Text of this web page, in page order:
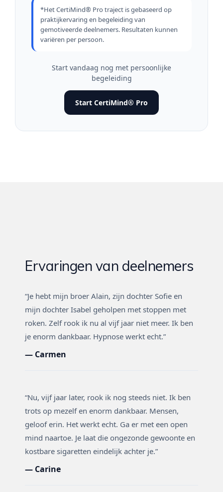
*Het CertiMind® Pro traject is gebaseerd op
praktijkervaring en begeleiding van
gemotiveerde deelnemers. Resultaten kunnen
variëren per persoon.
Start vandaag nog met persoonlijke
begeleiding
Start CertiMind® Pro
Ervaringen van deelnemers
“Je hebt mijn broer Alain, zijn dochter Sofie en
mijn dochter Isabel geholpen met stoppen met
roken. Zelf rook ik nu al vijf jaar niet meer. Ik ben
je enorm dankbaar. Hypnose werkt echt.”
— Carmen
“Nu, vijf jaar later, rook ik nog steeds niet. Ik ben
trots op mezelf en enorm dankbaar. Mensen,
geloof erin. Het werkt echt. Ga er met een open
mind naartoe. Je laat die ongezonde gewoonte en
kostbare sigaretten eindelijk achter je.”
— Carine